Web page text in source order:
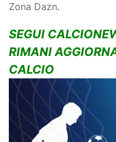
Zona Dazn.
SEGUI
RIMANI
CALCIO